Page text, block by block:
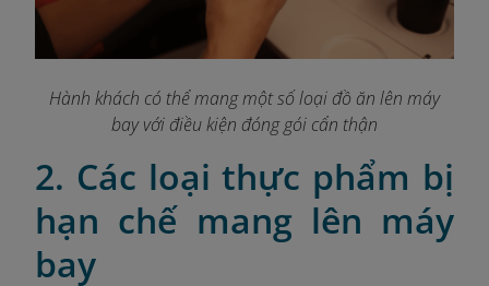
Hành khách có thể mang một số loại đồ ăn lên máy
bay với điều kiện đóng gói cẩn thận
2. Các loại thực phẩm bị
hạn chế mang lên máy
bay